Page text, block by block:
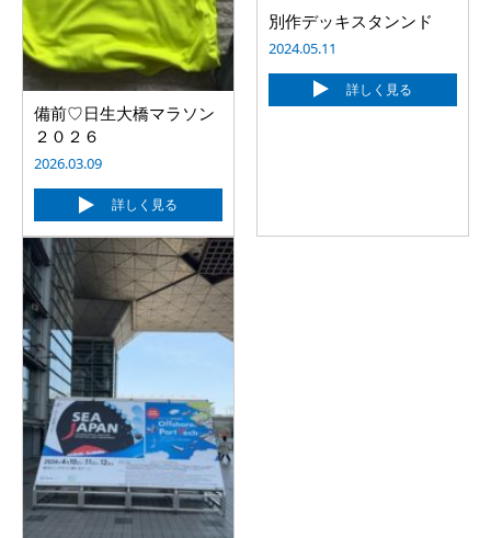
備前♡日生大橋マラソン
２０２６
2026.03.09
詳しく見る
別作デッキスタンンド
2024.05.11
詳しく見る